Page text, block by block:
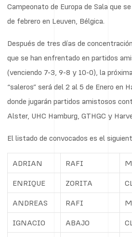
Campeonato de Europa de Sala que
de febrero en Leuven, Bélgica.
Después de tres días de
que se han enfrentado en partidos
(venciendo 7-3, 9-8 y 10-0), la
“saleros” será del 2 al 5 de Enero en
donde jugarán partidos amistosos
Alster, UHC Hamburg, GTHGC y
El listado de convocados es el
ADRIAN RAFI
ENRIQUE ZORITA
ANDREAS RAFI
IGNACIO ABAJO